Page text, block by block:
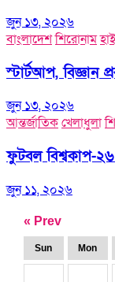
জুন ১৩, ২০২৬
বাংলাদেশশিরোনাম
স্টার্টআপ, বিজ্ঞান
জুন ১৩, ২০২৬
আন্তর্জাতিকখেলাধুলা
ফুটবল বিশ্বকাপ-
জুন ১১, ২০২৬
« Prev
Sun Mon